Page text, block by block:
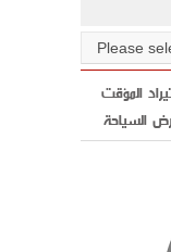
المؤقت
السياحة